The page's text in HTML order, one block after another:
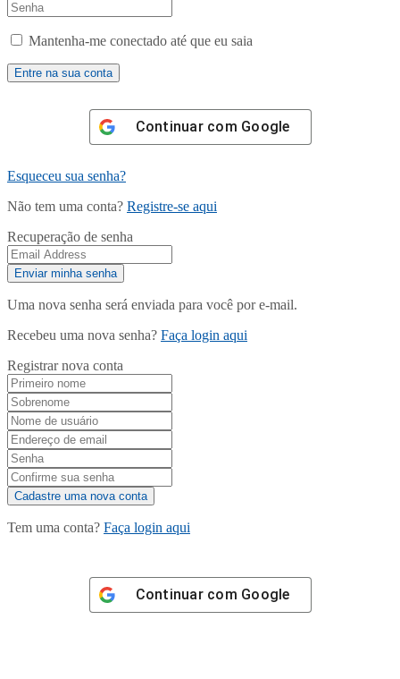
Mantenha-me conectado até que eu saia
Continuar com Google
Esqueceu sua senha?
Não tem uma conta? Registre-se aqui
Recuperação de senha
Uma nova senha será enviada para você por e-mail.
Recebeu uma nova senha? Faça login aqui
Registrar nova conta
Tem uma conta? Faça login aqui
Continuar com Google